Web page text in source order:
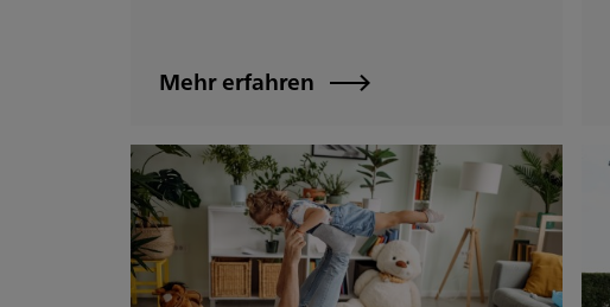
Mehr erfahren